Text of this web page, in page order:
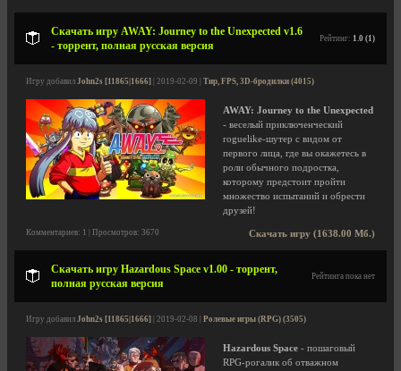
Скачать игру AWAY: Journey to the Unexpected v1.6
- торрент, полная русская версия
Рейтинг: 1.0 (1)
Игру добавил John2s [11865|1666] | 2019-02-09 | Тир, FPS, 3D-бродилки (4015)
AWAY: Journey to the Unexpected
- веселый приключенческий
roguelike-шутер с видом от
первого лица, где вы окажетесь в
роли обычного подростка,
которому предстоит пройти
множество испытаний и обрести
друзей!
Скачать игру (1638.00 Мб.)
Комментариев: 1 | Просмотров: 3670
Скачать игру Hazardous Space v1.00 - торрент,
полная русская версия
Рейтинга пока нет
Игру добавил John2s [11865|1666] | 2019-02-08 | Ролевые игры (RPG) (3505)
Hazardous Space - пошаговый
RPG-рогалик об отважном